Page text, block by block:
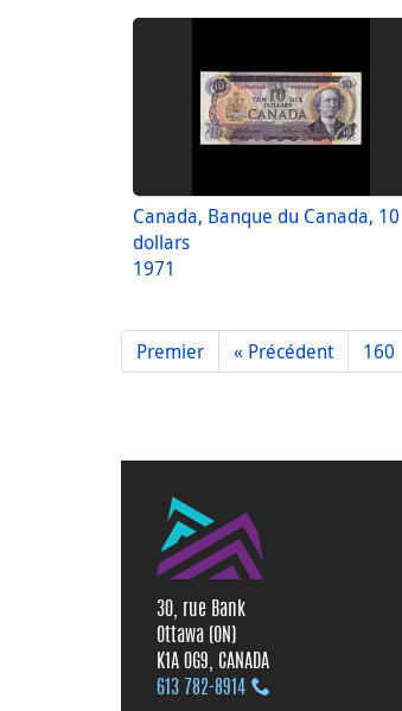
Canada, Banque du Canada, 10
dollars
1971
Premier « Précédent 160
30, rue Bank
Ottawa (ON)
K1A 0G9, CANADA
613 782‑8914